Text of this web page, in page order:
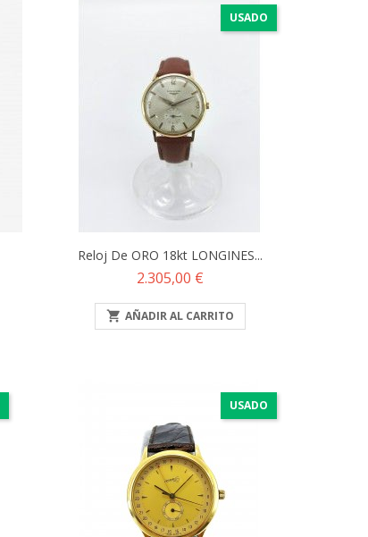
USADO
Reloj De ORO 18kt LONGINES...
Precio
2.305,00 €
 AÑADIR AL CARRITO
USADO